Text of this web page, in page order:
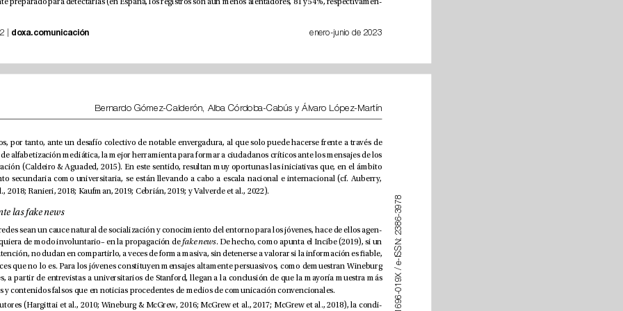
enero-junio de 2023
doxa.comunicación
mente el 62% se siente preparado para detectarlas (en España, los registros son aún menos alentadores, 81 y 54%, respectivamen-
Bernardo Gómez-Calderón, Alba Córdoba-Cabús y Álvaro López-Martín
6
9
6
-
0
1
9
X
/
e
-
I
S
S
N
:
2
3
8
6
-
3
9
7
8
te). Nos encontramos, por tanto, ante un desafío colectivo de notable envergadura, al que solo puede hacerse frente a través de
2018; Musgrove et al., 2018; Ranieri, 2018; Kaufman, 2019; Cebrián, 2019; y Valverde et al., 2022).
1.2. Los jóvenes ante las fake news
El hecho de que las redes sean un cauce natural de socialización y conocimiento del entorno para los jóvenes, hace de ellos agen-
tes privilegiados –siquiera de modo involuntario– en la propagación de
fake news
y aun sabiendo a veces que no lo es. Para los jóvenes constituyen mensajes altamente persuasivos, como demuestran Wineburg
et al. (2016), quienes, a partir de entrevistas a universitarios de Stanford, llegan a la conclusión de que la mayoría muestra más
conanza en fuentes y contenidos falsos que en noticias procedentes de medios de comunicación convencionales.
Según numerosos autores (Hargittai et al., 2010; Wineburg & McGrew, 2016; McGrew et al., 2017; McGrew et al., 2018), la condi-